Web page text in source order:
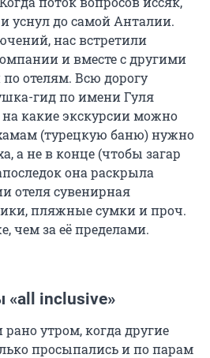
уснул до самой Анталии.
нас встретили
и вместе с другими
отелям. Всю дорогу
гид по имени Гуля
на какие экскурсии можно
(турецкую баню) нужно
а не в конце (чтобы загар
она раскрыла
отеля сувенирная
пляжные сумки и проч.
чем за её пределами.
inclusive»
утром, когда другие
просыпались и по парам